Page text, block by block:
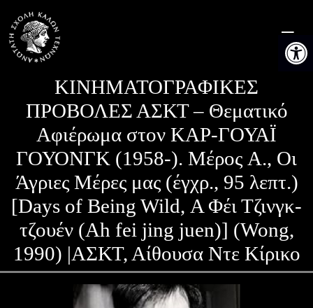
content
ΚΙΝΗΜΑΤΟΓΡΑΦΙΚΕΣ
ΠΡΟΒΟΛΕΣ ΑΣΚΤ – Θεματικό
Αφιέρωμα στον ΚΑΡ-ΓΟΥΑΪ
ΓΟΥΟΝΓΚ (1958-). Μέρος A., Οι
Άγριες Μέρες μας (έγχρ., 95 λεπτ.)
[Days of Being Wild, Α Φέι Τζινγκ-
τζουέν (Ah fei jing juen)] (Wong,
1990) |ΑΣΚΤ, Αίθουσα Ντε Κίρικο